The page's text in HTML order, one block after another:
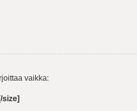
vaikka:
size]